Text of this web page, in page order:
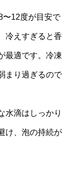
〜12度が目安で
冷えすぎると香
最適です。冷凍
まり過ぎるので
水滴はしっかり
け、泡の持続が